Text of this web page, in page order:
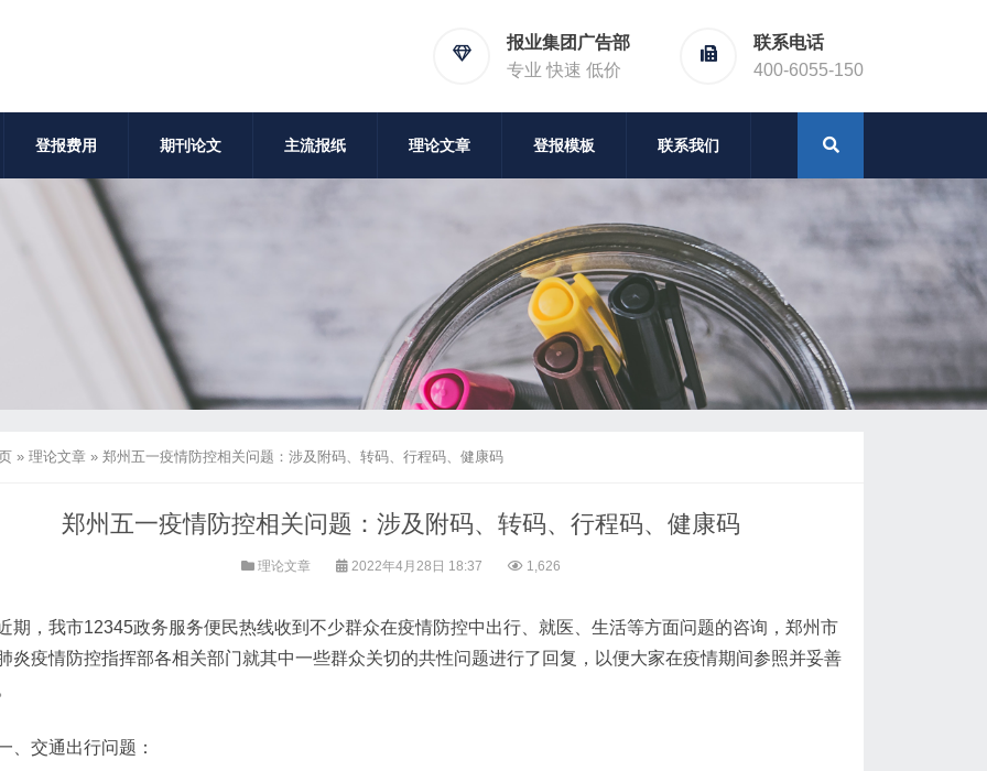
报业集团广告部
专业 快速 低价
联系电话
400-6055-150
登报费用 期刊论文 主流报纸 理论文章 登报模板 联系我们
» 理论文章 » 郑州五一疫情防控相关问题：涉及附码、转码、行程码、健康码
郑州五一疫情防控相关问题：涉及附码、转码、行程码、健康码
理论文章 2022年4月28日 18:37 1,626
期，我市12345政务服务便民热线收到不少群众在疫情防控中出行、就医、生活等方面问题的咨询，郑州市
炎疫情防控指挥部各相关部门就其中一些群众关切的共性问题进行了回复，以便大家在疫情期间参照并妥善
、交通出行问题：